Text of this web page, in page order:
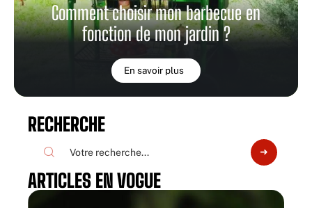
Comment choisir mon barbecue en
fonction de mon jardin ?
En savoir plus
RECHERCHE
ARTICLES EN VOGUE